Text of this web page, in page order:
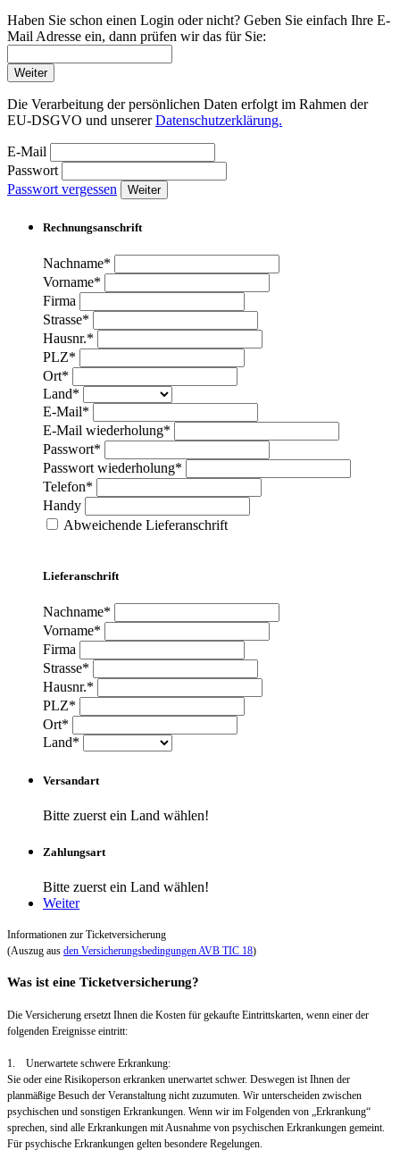
Haben Sie schon einen Login oder nicht? Geben Sie einfach Ihre E-
Mail Adresse ein, dann prüfen wir das für Sie:
Weiter
Die Verarbeitung der persönlichen Daten erfolgt im Rahmen der
EU-DSGVO und unsererDatenschutzerklärung.
E-Mail
Passwort
Passwort vergessen
Weiter
Rechnungsanschrift
Nachname*
Vorname*
Firma
Strasse*
Hausnr.*
PLZ*
Ort*
Land*
E-Mail*
E-Mail wiederholung*
Passwort*
Passwort wiederholung*
Telefon*
Handy
Abweichende Lieferanschrift
Lieferanschrift
Nachname*
Vorname*
Firma
Strasse*
Hausnr.*
PLZ*
Ort*
Land*
Versandart
Bitte zuerst ein Land wählen!
Zahlungsart
Bitte zuerst ein Land wählen!
Weiter
Informationen zur Ticketversicherung
(Auszug aus den Versicherungsbedingungen AVB TIC 18)
Was ist eine Ticketversicherung?
Die Versicherung ersetzt Ihnen die Kosten für gekaufte Eintrittskarten, wenn einer der
folgenden Ereignisse eintritt:
1. Unerwartete schwere Erkrankung:
Sie oder eine Risikoperson erkranken unerwartet schwer. Deswegen ist Ihnen der
planmäßige Besuch der Veranstaltung nicht zuzumuten. Wir unterscheiden zwischen
psychischen und sonstigen Erkrankungen. Wenn wir im Folgenden von „Erkrankung“
sprechen, sind alle Erkrankungen mit Ausnahme von psychischen Erkrankungen gemeint.
Für psychische Erkrankungen gelten besondere Regelungen.